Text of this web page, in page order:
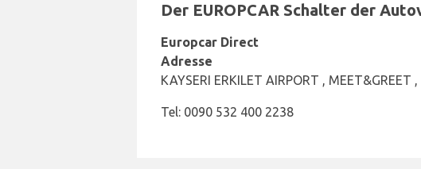
Der EUROPCAR Schalter der
Europcar Direct
Adresse
KAYSERI ERKILET AIRPORT , MEET&GREET
Tel: 0090 532 400 2238